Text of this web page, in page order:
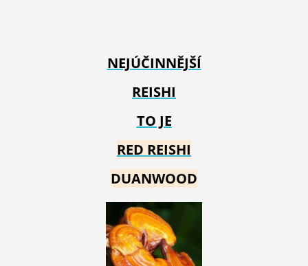
NEJÚČINNĚJŠÍ
REISHI
TO JE
RED REISHI
DUANWOOD